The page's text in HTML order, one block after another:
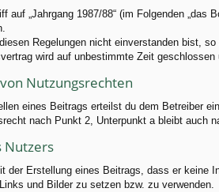
auf „Jahrgang 1987/88“ (im Folgenden
Regelungen nicht einverstanden bist,
wird auf unbestimmte Zeit
Nutzungsrechten
eines Beitrags erteilst du dem Betreiber
nach Punkt 2, Unterpunkt a bleibt auch
Nutzers
der Erstellung eines Beitrags, dass er keine
und Bilder zu setzen bzw. zu verwenden.